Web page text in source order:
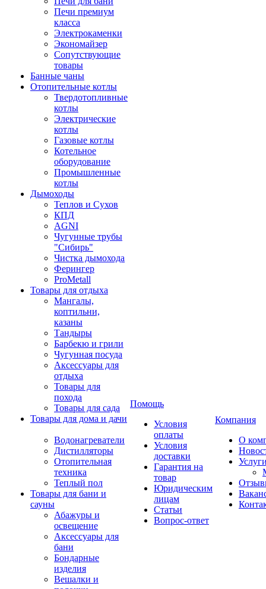
Печи премиум
класса
Электрокаменки
Экономайзер
Сопутствующие
товары
Банные чаны
Отопительные котлы
Твердотопливные
котлы
Электрические
котлы
Газовые котлы
Котельное
оборудование
Промышленные
котлы
Дымоходы
Теплов и Сухов
КПД
AGNI
Чугунные трубы
"Сибирь"
Чистка дымохода
Ферингер
ProMetall
Товары для отдыха
Мангалы,
коптильни,
казаны
Тандыры
Барбекю и грили
Чугунная посуда
Аксессуары для
отдыха
Товары для
похода
Товары для сада
Товары для дома и дачи
Водонагреватели
Дистилляторы
Отопительная
техника
Теплый пол
Товары для бани и
сауны
Абажуры и
освещение
Аксессуары для
бани
Бондарные
изделия
Вешалки и
Помощь
Условия
оплаты
Условия
доставки
Гарантия на
товар
Юридическим
лицам
Статьи
Вопрос-ответ
Компания
О